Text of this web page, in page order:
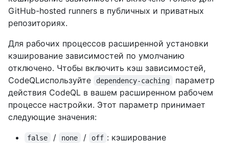
GitHub-hosted runners в публичных и приватных
репозиториях.
Для рабочих процессов расширенной установки
кэширование зависимостей по умолчанию
отключено. Чтобы включить кэш зависимостей,
CodeQLиспользуйте
dependency-caching
параметр
действия CodeQL в вашем расширенном рабочем
процессе настройки. Этот параметр принимает
следующие значения:
false / none / off : кэширование